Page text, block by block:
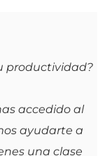
productividad?
accedido al
ayudarte a
una clase